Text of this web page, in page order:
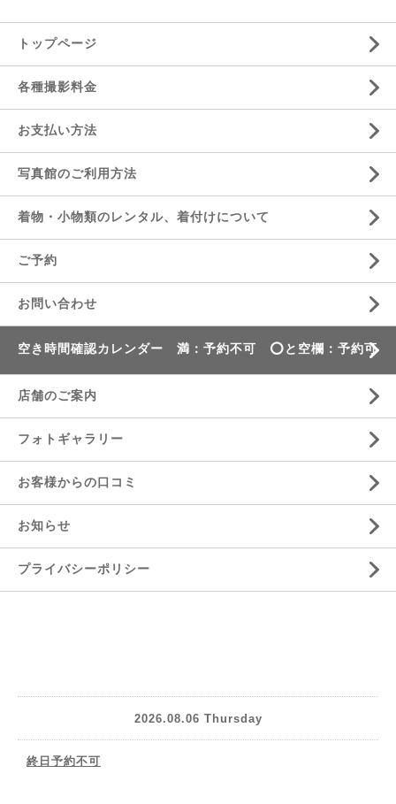
トップページ
各種撮影料金
お支払い方法
写真館のご利用方法
着物・小物類のレンタル、着付けについて
ご予約
お問い合わせ
空き時間確認カレンダー 満：予約不可 ⭕️と空欄：予約可
店舗のご案内
フォトギャラリー
お客様からの口コミ
お知らせ
プライバシーポリシー
2026.08.06 Thursday
終日予約不可